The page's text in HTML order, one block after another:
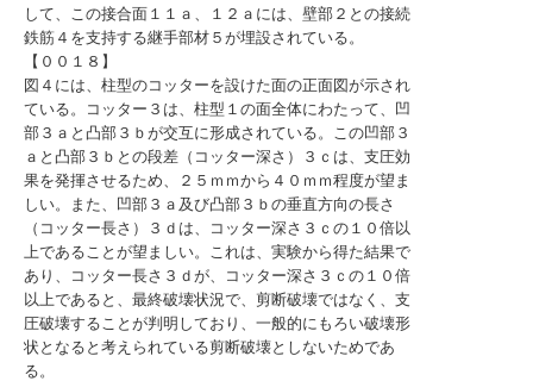
して、この接合面１１ａ、１２ａには、壁部２との接続
鉄筋４を支持する継手部材５が埋設されている。
【００１８】
図４には、柱型のコッターを設けた面の正面図が示され
ている。コッター３は、柱型１の面全体にわたって、凹
部３ａと凸部３ｂが交互に形成されている。この凹部３
ａと凸部３ｂとの段差（コッター深さ）３ｃは、支圧効
果を発揮させるため、２５ｍｍから４０ｍｍ程度が望ま
しい。また、凹部３ａ及び凸部３ｂの垂直方向の長さ
（コッター長さ）３ｄは、コッター深さ３ｃの１０倍以
上であることが望ましい。これは、実験から得た結果で
あり、コッター長さ３ｄが、コッター深さ３ｃの１０倍
以上であると、最終破壊状況で、剪断破壊ではなく、支
圧破壊することが判明しており、一般的にもろい破壊形
状となると考えられている剪断破壊としないためであ
る。